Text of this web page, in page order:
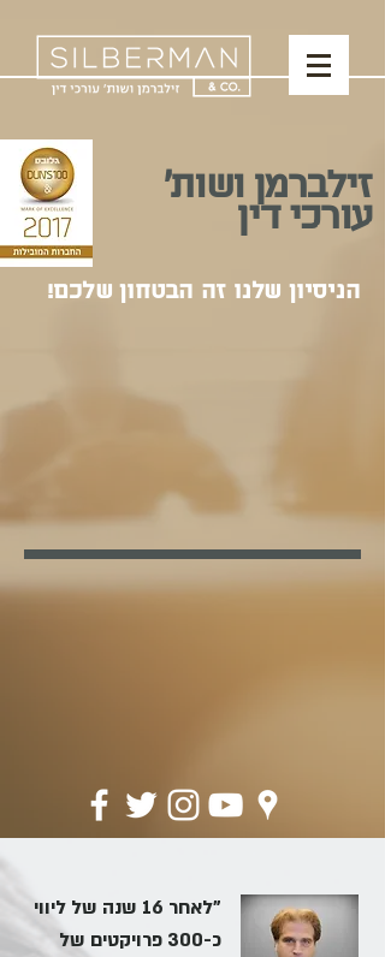
זילברמן ושות׳
עורכי דין
הניסיון שלנו זה הבטחון שלכם!
"לאחר 16 שנה של ליווי
כ-300 פרויקטים של